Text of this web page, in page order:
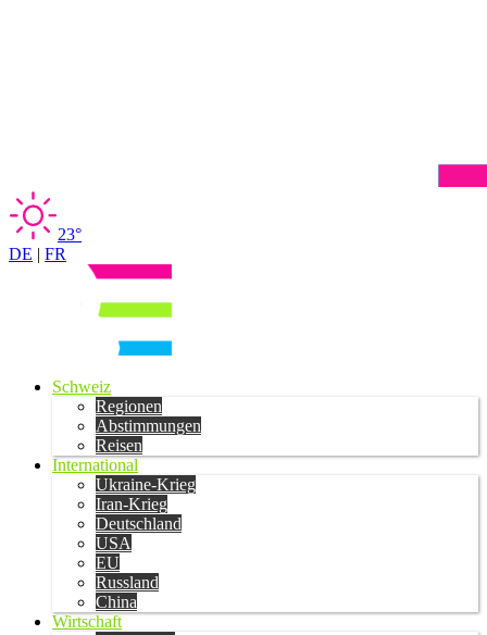
23°
DE | FR
Schweiz
Regionen
Abstimmungen
Reisen
International
Ukraine-Krieg
Iran-Krieg
Deutschland
USA
EU
Russland
China
Wirtschaft